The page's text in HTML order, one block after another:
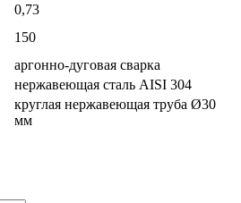
0,73
150
аргонно-дуговая сварка
нержавеющая сталь AISI 304
круглая нержавеющая труба Ø30
мм